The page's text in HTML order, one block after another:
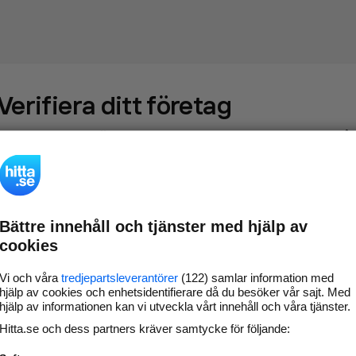
ditt företag
som69 549företag - ta kontroll över din företagssida på
hitta.se och syns bättre mot kunder i ditt närområde. Helt
kostnadsfritt.
Uppdatera din
företagsinformation
Svara på och hantera dina
Gå vidare
Bättre innehåll och tjänster med hjälp av
cookies
Vi och våra tredjepartsleverantörer (122) samlar information med
hjälp av cookies och enhetsidentifierare då du besöker vår sajt. Med
hjälp av informationen kan vi utveckla vårt innehåll och våra tjänster.
Hitta.se och dess partners kräver samtycke för följande: